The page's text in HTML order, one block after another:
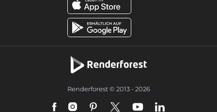
Renderforest © 2013 - 2026